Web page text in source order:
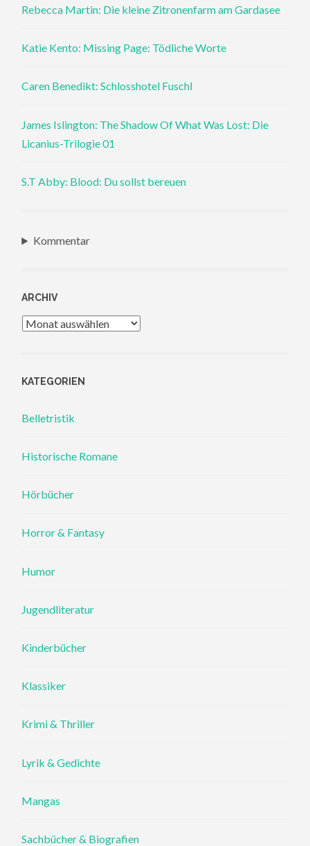
Rebecca Martin: Die kleine Zitronenfarm am Gardasee
Katie Kento: Missing Page: Tödliche Worte
Caren Benedikt: Schlosshotel Fuschl
James Islington: The Shadow Of What Was Lost: Die
Licanius-Trilogie 01
S.T Abby: Blood: Du sollst bereuen
Kommentar
ARCHIV
Archiv
KATEGORIEN
Belletristik
Historische Romane
Hörbücher
Horror & Fantasy
Humor
Jugendliteratur
Kinderbücher
Klassiker
Krimi & Thriller
Lyrik & Gedichte
Mangas
Sachbücher & Biografien